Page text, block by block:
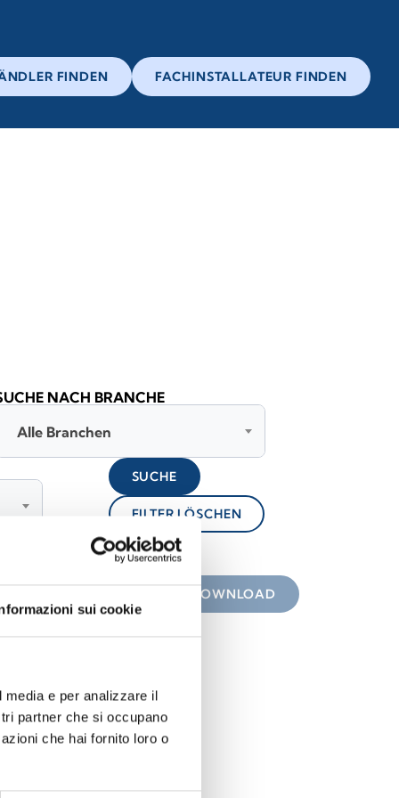
sui cookie
e per analizzare il
partner che si occupano
che hai fornito loro o
FINDEN FACHINSTALLATEUR FINDEN
DOWNLOAD
NACH BRANCHE
Alle Branchen
SUCHE
FILTER LÖSCHEN